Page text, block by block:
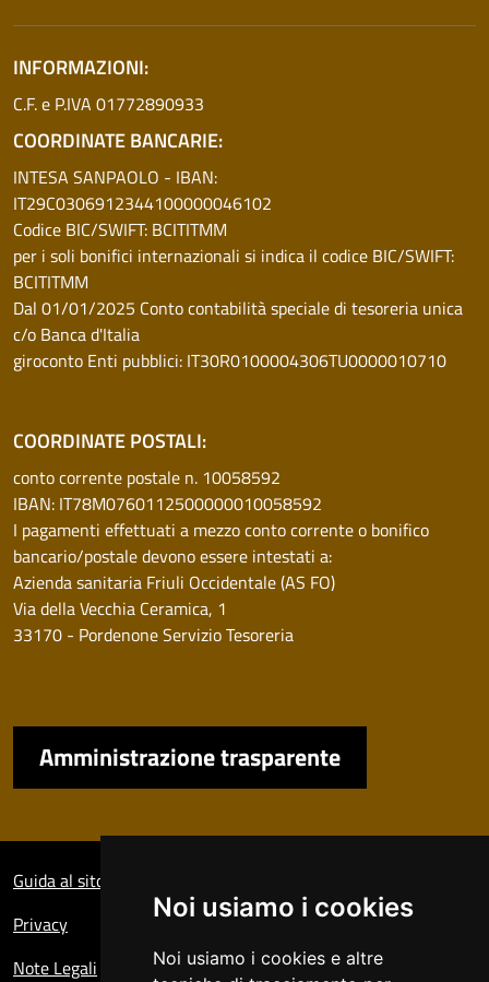
Noi usiamo i cookies
Noi usiamo i cookies e altre
INFORMAZIONI:
C.F. e P.IVA 01772890933
COORDINATE BANCARIE:
INTESA SANPAOLO - IBAN:
IT29C0306912344100000046102
Codice BIC/SWIFT: BCITITMM
per i soli bonifici internazionali si indica il codice BIC/SWIFT:
BCITITMM
Dal 01/01/2025 Conto contabilità speciale di tesoreria unica
c/o Banca d'Italia
giroconto Enti pubblici: IT30R0100004306TU0000010710
COORDINATE POSTALI:
conto corrente postale n. 10058592
IBAN: IT78M0760112500000010058592
I pagamenti effettuati a mezzo conto corrente o bonifico
bancario/postale devono essere intestati a:
Azienda sanitaria Friuli Occidentale (AS FO)
Via della Vecchia Ceramica, 1
33170 - Pordenone Servizio Tesoreria
Amministrazione trasparente
Guida al sito
Privacy
Note Legali